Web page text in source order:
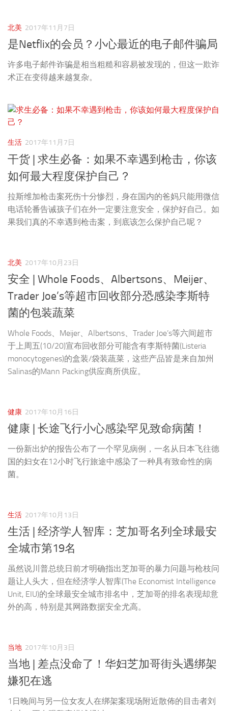
北美 2017年11月7日
是Netflix的会员？小心最近的电子邮件骗局
许多电子邮件诈骗是相当粗糙和容易被发现的，但这一欺诈
术正在变得越来越复杂。
生活 2017年11月7日
干货 | 求生必备：如果不幸遇到枪击，你该
如何最大程度保护自己？
拉斯维加枪击案死伤十分惨烈，身在国内的爸妈只能用微信
电话轮番告诫孩子们在外一定要注意安全，保护好自己。如
果我们真的不幸遇到枪击案，到底该怎么保护自己呢？
北美 2017年10月23日
安全 | Whole Foods、Albertsons、Meijer、
Trader Joe’s等超市回收部分恐感染李斯特
菌的包装蔬菜
Whole Foods、Meijer、Albertsons、Trader Joe’s等六间超市
于上周五(10/20)宣布回收部分可能含有李斯特菌(Listeria
monocytogenes)的盒装/袋装蔬菜，这些产品皆是来自加州
Salinas的Mann Packing供应商所供应。
健康 2017年10月16日
健康 | 长途飞行小心感染罕见致命病菌！
一份新出炉的报告公布了一个罕见病例，一名从日本飞往德
国的妇女在12小时飞行旅途中感染了一种具有致命性的病
菌。
生活 2017年10月13日
生活 | 经济学人智库：芝加哥名列全球最安
全城市第19名
虽然说川普总统日前才明确指出芝加哥的暴力问题与枪枝问
题让人头大，但在经济学人智库(The Economist Intelligence
Unit, EIU)的全球最安全城市排名中，芝加哥的排名表现却意
外的高，特别是其网路数据安全尤高。
当地 2017年10月3日
当地 | 差点没命了！华妇芝加哥街头遇绑架
嫌犯在逃
1日晚间与另一位女友人在绑架案现场附近散佈的目击者刘